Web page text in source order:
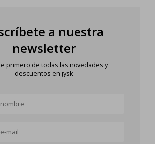
a nuestra
newsletter
primero de todas las novedades y
descuentos en Jysk